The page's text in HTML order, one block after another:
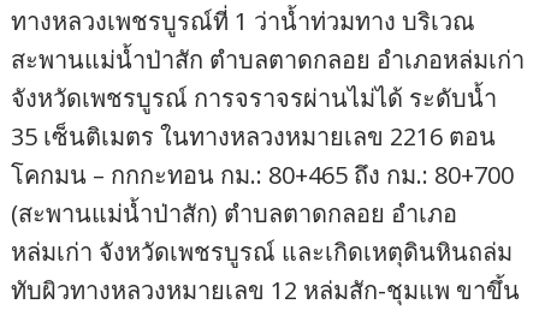
ทางหลวงเพชรบูรณ์ที่ 1 ว่าน้ำท่วมทาง บริเวณ
สะพานแม่น้ำป่าสัก ตำบลตาดกลอย อำเภอหล่มเก่า
จังหวัดเพชรบูรณ์ การจราจรผ่านไม่ได้ ระดับน้ำ
35 เซ็นติเมตร ในทางหลวงหมายเลข 2216 ตอน
โคกมน – กกกะทอน กม.: 80+465 ถึง กม.: 80+700
(สะพานแม่น้ำป่าสัก) ตำบลตาดกลอย อำเภอ
หล่มเก่า จังหวัดเพชรบูรณ์ และเกิดเหตุดินหินถล่ม
ทับผิวทางหลวงหมายเลข 12 หล่มสัก-ชุมแพ ขาขึ้น